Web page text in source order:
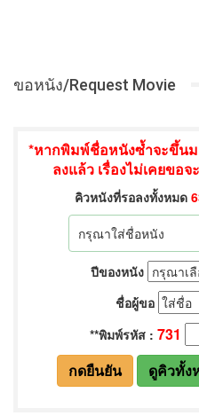
ขอหนัง/Request Movie